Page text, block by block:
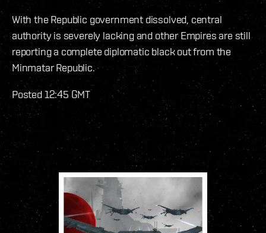
With the Republic government dissolved, central
authority is severely lacking and other Empires are still
reporting a complete diplomatic black out from the
Minmatar Republic.
Posted 12:45 GMT